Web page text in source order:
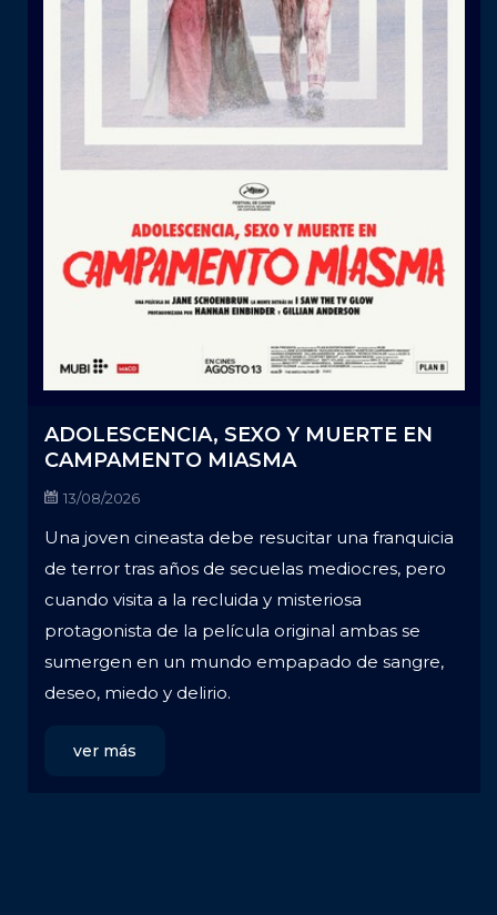
ADOLESCENCIA, SEXO Y MUERTE EN
CAMPAMENTO MIASMA
13/08/2026
Una joven cineasta debe resucitar una franquicia
de terror tras años de secuelas mediocres, pero
cuando visita a la recluida y misteriosa
protagonista de la película original ambas se
sumergen en un mundo empapado de sangre,
deseo, miedo y delirio.
ver más